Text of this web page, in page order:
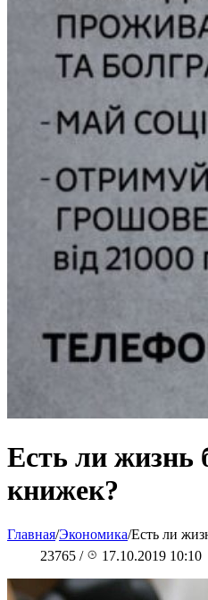
Есть ли жизнь
книжек?
Главная/Экономика/Есть ли
23765 / 17.10.2019 10:10